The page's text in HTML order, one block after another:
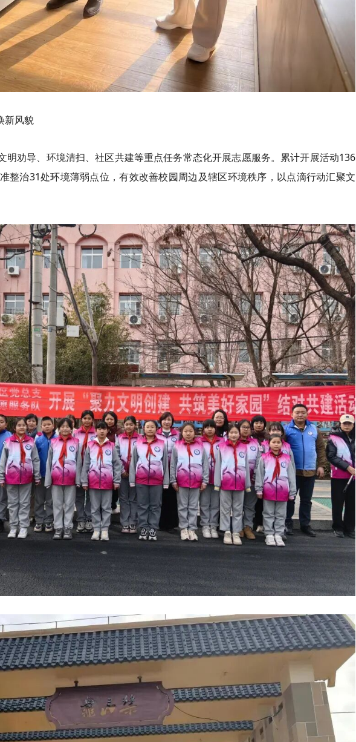
新风貌
明劝导、环境清扫、社区共建等重点任务常态化开展志愿服务。累计开展活动136
整治31处环境薄弱点位，有效改善校园周边及辖区环境秩序，以点滴行动汇聚文